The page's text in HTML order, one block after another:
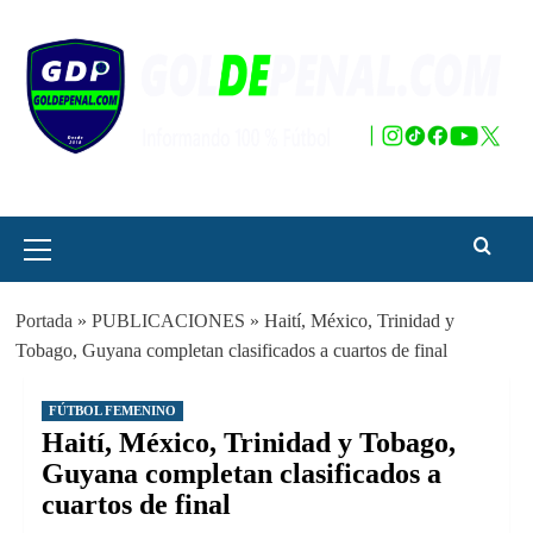
contenido
principal
Portada » PUBLICACIONES » Haití, México, Trinidad y
Tobago, Guyana completan clasificados a cuartos de final
FÚTBOL FEMENINO
Haití, México, Trinidad y Tobago,
Guyana completan clasificados a
cuartos de final